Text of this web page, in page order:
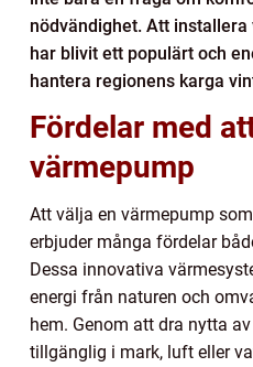
nödvändighet. Att
har blivit ett populärt och
hantera regionens karga
Fördelar med
värmepump
Att välja en värmepump
erbjuder många fördelar
Dessa innovativa
energi från naturen och
hem. Genom att dra nytta
tillgänglig i mark, luft eller